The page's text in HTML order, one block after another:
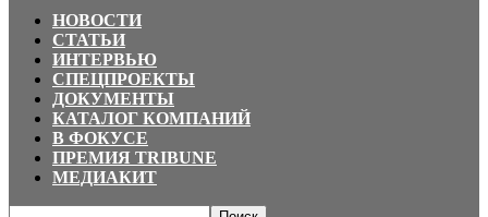
НОВОСТИ
СТАТЬИ
ИНТЕРВЬЮ
СПЕЦПРОЕКТЫ
ДОКУМЕНТЫ
КАТАЛОГ КОМПАНИЙ
В ФОКУСЕ
ПРЕМИЯ TRIBUNE
МЕДИАКИТ